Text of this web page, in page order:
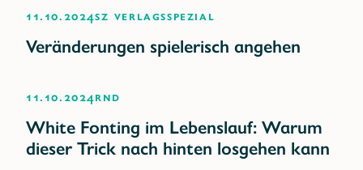
11.10.2024SZ Verlagsspezial
Veränderungen spielerisch angehen
11.10.2024RND
White Fonting im Lebenslauf: Warum
dieser Trick nach hinten losgehen kann